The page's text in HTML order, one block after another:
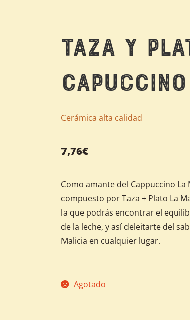
Taza y
Capuccino
Cerámica alta calidad
7,76€
Como amante del Cappuccino
compuesto por Taza + Plato La
la que podrás encontrar el
de la leche, y así deleitarte del
Malicia en cualquier lugar.
Agotado